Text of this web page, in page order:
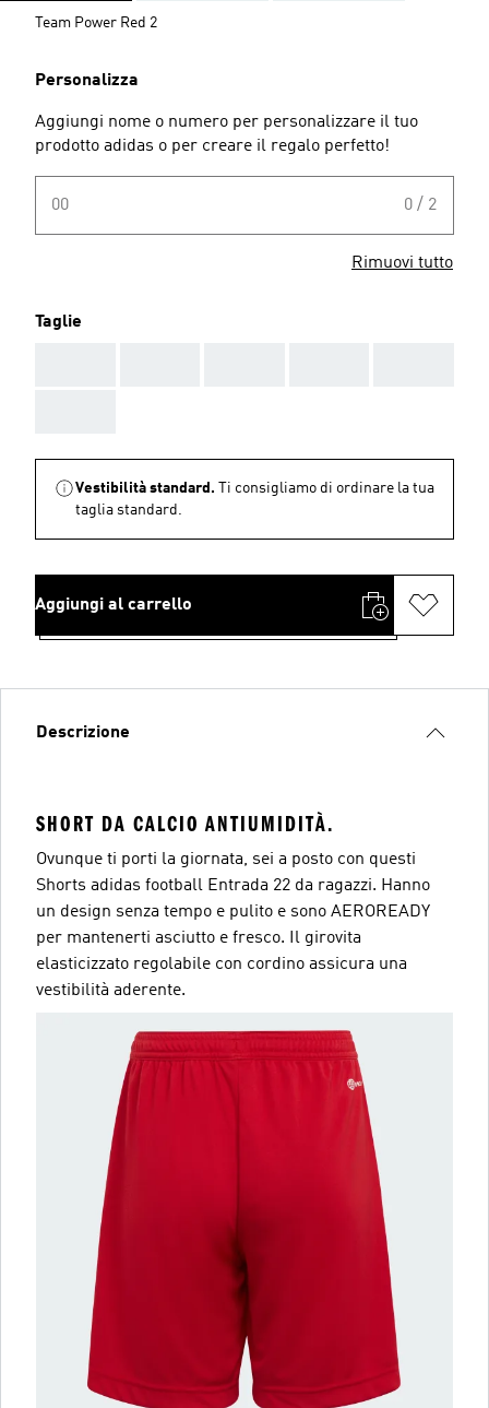
Team Power Red 2
Personalizza
Aggiungi nome o numero per personalizzare il tuo
prodotto adidas o per creare il regalo perfetto!
00 0 / 2
Rimuovi tutto
Taglie
Vestibilità standard.
Ti consigliamo di ordinare la tua
taglia standard.
Aggiungi al carrello
Descrizione
SHORT DA CALCIO ANTIUMIDITÀ.
Ovunque ti porti la giornata, sei a posto con questi
Shorts adidas football Entrada 22 da ragazzi. Hanno
un design senza tempo e pulito e sono AEROREADY
per mantenerti asciutto e fresco. Il girovita
elasticizzato regolabile con cordino assicura una
vestibilità aderente.